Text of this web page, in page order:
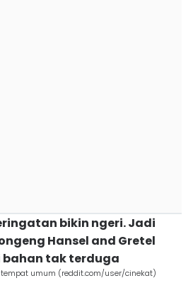
bikin ngeri. Jadi
Hansel and Gretel
bahan tak terduga
umum (reddit.com/user/cinekat)